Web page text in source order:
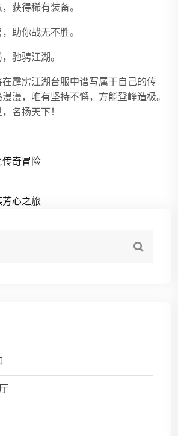
获得稀有装备。
助你战无不胜。
驰骋江湖。
霹雳江湖台服中谱写属于自己的传
漫，唯有坚持不懈，方能登峰造极。
名扬天下！
奇冒险
心之旅